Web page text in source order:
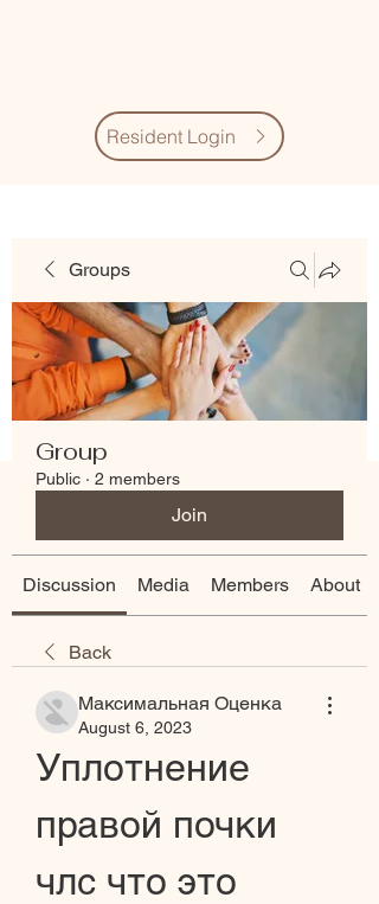
Resident Login
Groups
Group
Public · 2 members
Join
Discussion Media Members About
Back
Максимальная Оценка
August 6, 2023
Уплотнение
правой почки
члс что это